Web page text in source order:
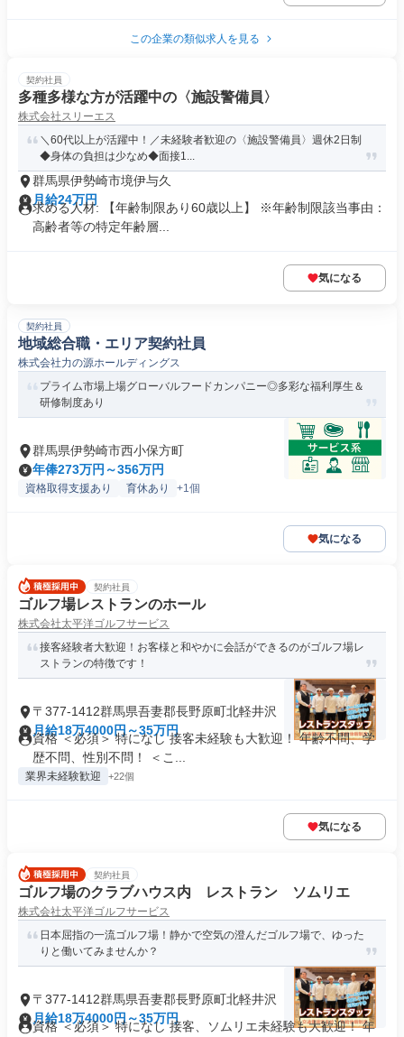
この企業の類似求人を見る
契約社員
多種多様な方が活躍中の〈施設警備員〉
株式会社スリーエス
＼60代以上が活躍中！／未経験者歓迎の〈施設警備員〉週休2日制
◆身体の負担は少なめ◆面接1...
群馬県伊勢崎市境伊与久
月給24万円
求める人材: ​【年齢制限あり60歳以上】 ※年齢制限該当事由：
高齢者等の特定年齢層...
気になる
契約社員
地域総合職・エリア契約社員
株式会社力の源ホールディングス
プライム市場上場グローバルフードカンパニー◎多彩な福利厚生＆
研修制度あり
群馬県伊勢崎市西小保方町
年俸273万円～356万円
資格取得支援あり 育休あり +1個
気になる
契約社員
ゴルフ場レストランのホール
株式会社太平洋ゴルフサービス
接客経験者大歓迎！お客様と和やかに会話ができるのがゴルフ場レ
ストランの特徴です！
〒377-1412群馬県吾妻郡長野原町北軽井沢
月給18万4000円～35万円
資格 ＜必須＞ 特になし 接客未経験も大歓迎！ 年齢不問、学
歴不問、性別不問！ ＜こ...
業界未経験歓迎 +22個
気になる
契約社員
ゴルフ場のクラブハウス内 レストラン ソムリエ
株式会社太平洋ゴルフサービス
日本屈指の一流ゴルフ場！静かで空気の澄んだゴルフ場で、ゆった
りと働いてみませんか？
〒377-1412群馬県吾妻郡長野原町北軽井沢
月給18万4000円～35万円
資格 ＜必須＞ 特になし 接客、ソムリエ未経験も大歓迎！ 年